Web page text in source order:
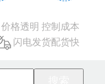
价格透明 控制成本
闪电发货配货快